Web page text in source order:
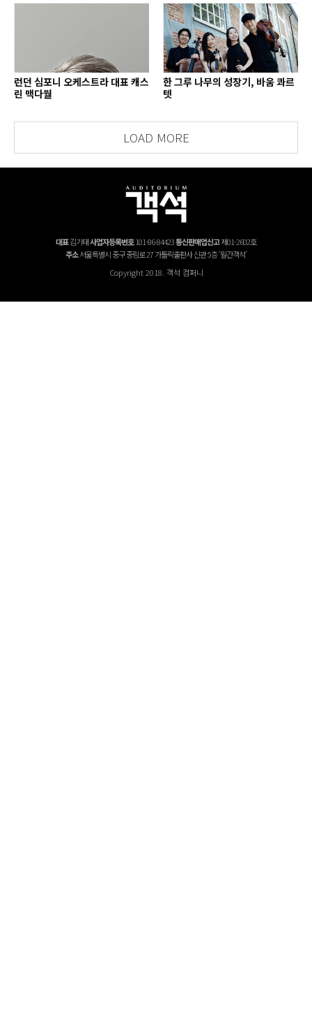
런던 심포니 오케스트라 대표 캐스
린 맥다월
한 그루 나무의 성장기, 바움 콰르
텟
LOAD MORE
대표김기태사업자등록번호101-86-84423통신판매업신고제01-2602호
주소서울특별시 중구 중림로 27 가톨릭출판사 신관 5층 '월간객석'
Copyright 2018. 객석 컴퍼니